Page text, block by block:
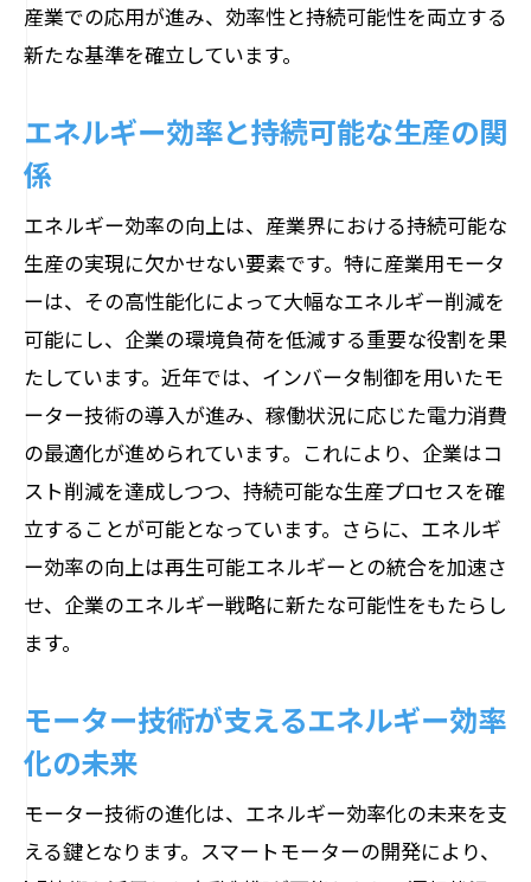
産業での応用が進み、効率性と持続可能性を両立する
新たな基準を確立しています。
エネルギー効率と持続可能な生産の関
係
エネルギー効率の向上は、産業界における持続可能な
生産の実現に欠かせない要素です。特に産業用モータ
ーは、その高性能化によって大幅なエネルギー削減を
可能にし、企業の環境負荷を低減する重要な役割を果
たしています。近年では、インバータ制御を用いたモ
ーター技術の導入が進み、稼働状況に応じた電力消費
の最適化が進められています。これにより、企業はコ
スト削減を達成しつつ、持続可能な生産プロセスを確
立することが可能となっています。さらに、エネルギ
ー効率の向上は再生可能エネルギーとの統合を加速さ
せ、企業のエネルギー戦略に新たな可能性をもたらし
ます。
モーター技術が支えるエネルギー効率
化の未来
モーター技術の進化は、エネルギー効率化の未来を支
える鍵となります。スマートモーターの開発により、